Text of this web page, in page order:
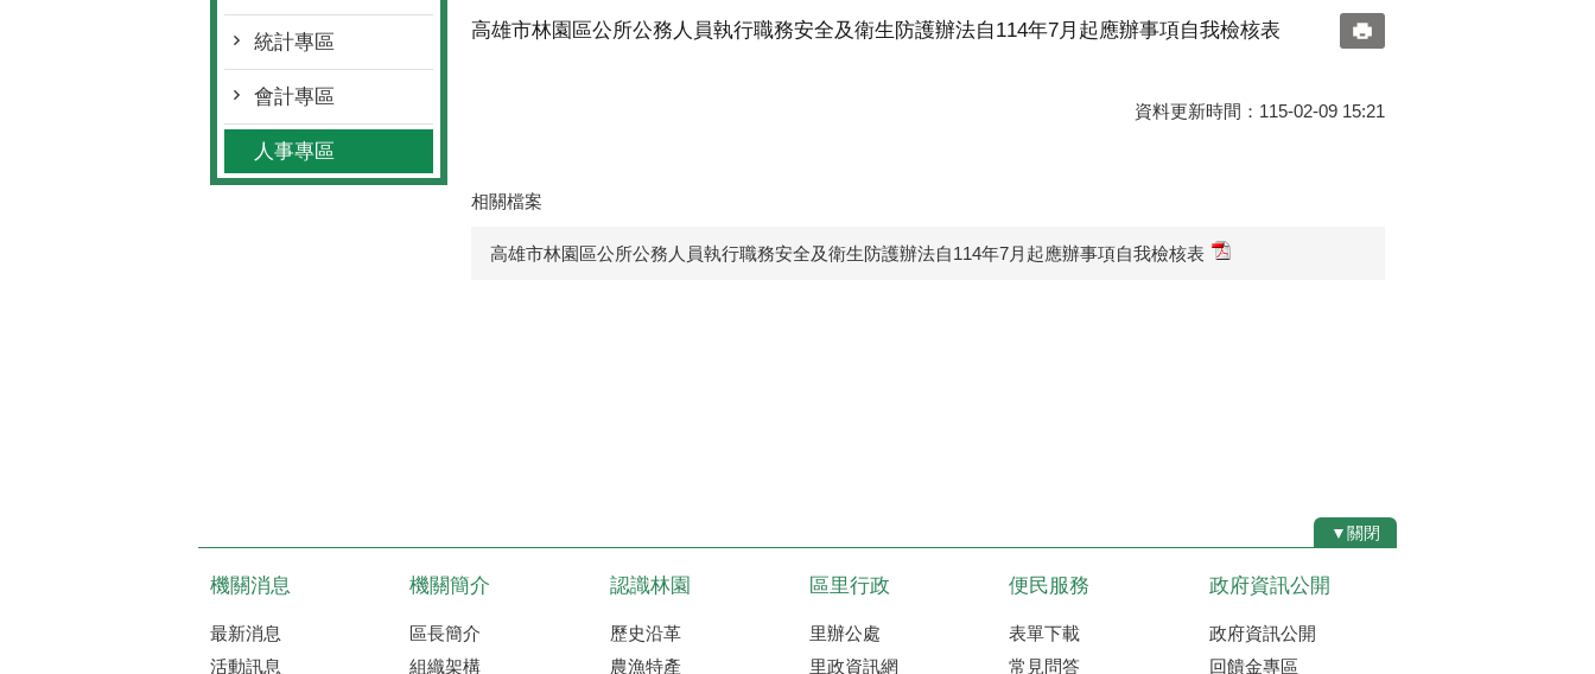
統計專區
會計專區
人事專區
高雄市林園區公所公務人員執行職務安全及衛生防護辦法自114年7月起應辦事項自我檢核表
資料更新時間：115-02-09 15:21
相關檔案
高雄市林園區公所公務人員執行職務安全及衛生防護辦法自114年7月起應辦事項自我檢核表
▼關閉
機關消息
最新消息
活動訊息
機關簡介
區長簡介
組織架構
認識林園
歷史沿革
農漁特產
區里行政
里辦公處
里政資訊網
便民服務
表單下載
常見問答
政府資訊公開
政府資訊公開
回饋金專區